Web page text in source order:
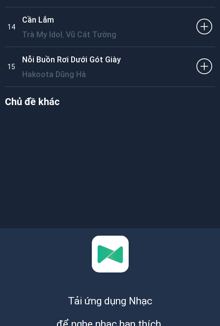
14
Cần Lắm
Trà My Idol, Vũ Cát Tường
15
Nỗi Buồn Rơi Dưới Gót Giày
Hakoota Dũng Hà
Chủ đề khác
Tải ứng dụng Nhạc